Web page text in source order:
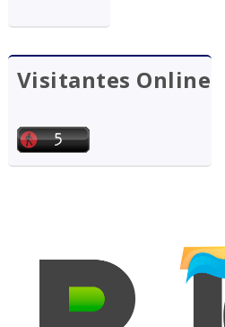
Visitantes Online